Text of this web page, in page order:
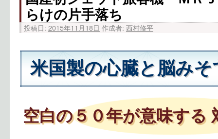
らけの片手落ち
投稿日: 2015年11月18日 作成者: 西村修平
米国製の心臓と脳み
空白の５０年が意味する